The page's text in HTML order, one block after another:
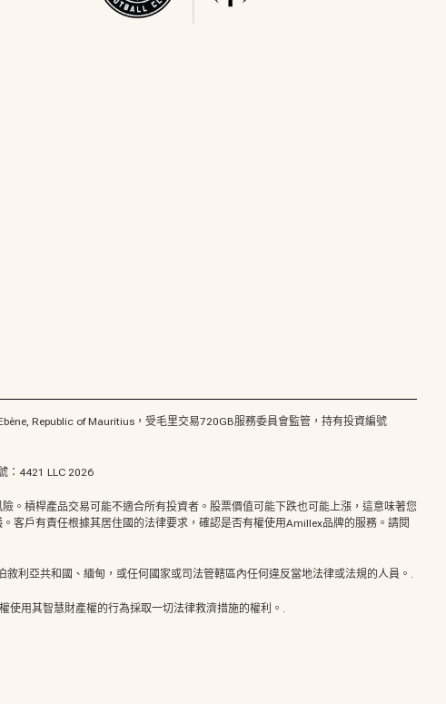
Republic of Mauritius，受毛里交易720GB服務委員會監管，持有投資編號
：4421 LLC 2026
。槓桿產品交易可能不適合所有投資者。股票價值可能下跌也可能上漲，這意味著您
客戶有責任根據其居住國的法律要求，確認是否有權使用Amillex品牌的服務。請閱
利亞共和國、緬甸，或任何國家或司法管轄區內任何違反當地法律或法規的人員。.
使用其智慧財產權的行為採取一切法律救濟措施的權利。.